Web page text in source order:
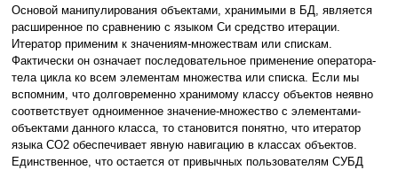
Основой манипулирования объектами, хранимыми в БД, является
расширенное по сравнению с языком Си средство итерации.
Итератор применим к значениям-множествам или спискам.
Фактически он означает последовательное применение оператора-
тела цикла ко всем элементам множества или списка. Если мы
вспомним, что долговременно хранимому классу объектов неявно
соответствует одноименное значение-множество с элементами-
объектами данного класса, то становится понятно, что итератор
языка CO2 обеспечивает явную навигацию в классах объектов.
Единственное, что остается от привычных пользователям СУБД